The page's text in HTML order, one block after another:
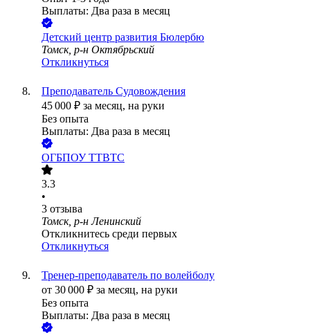
Выплаты: Два раза в месяц
Детский центр развития Бюлербю
Томск, р-н Октябрьский
Откликнуться
Преподаватель Судовождения
45 000 ₽ за месяц, на руки
Без опыта
Выплаты: Два раза в месяц
ОГБПОУ ТТВТС
3.3
•
3 отзыва
Томск, р-н Ленинский
Откликнитесь среди первых
Откликнуться
Тренер-преподаватель по волейболу
от 30 000 ₽ за месяц, на руки
Без опыта
Выплаты: Два раза в месяц